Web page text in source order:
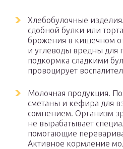
Хлебобулочные
сдобной булки или
брожения в кишечном
и углеводы вредны для
подкормка сладкими
провоцирует
Молочная продукция.
сметаны и кефира для
сомнением. Организм
не вырабатывает
помогающие
Активное кормление